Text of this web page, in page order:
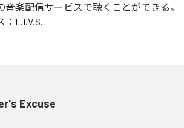
音楽配信サービスで聴くことができる。
： L.I.V.S.
Excuse